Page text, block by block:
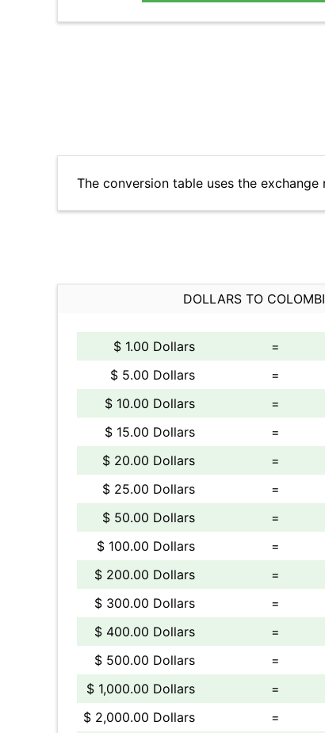
The conversion table uses the
DOLLARS TO
$ 1.00 Dollars =
$ 5.00 Dollars
=
$ 10.00 Dollars
=
$ 15.00 Dollars
=
$ 20.00 Dollars
=
$ 25.00 Dollars
=
$ 50.00 Dollars
=
$ 100.00 Dollars
=
$ 200.00 Dollars
=
$ 300.00 Dollars
=
$ 400.00 Dollars
=
$ 500.00 Dollars
=
$ 1,000.00 Dollars
=
$ 2,000.00 Dollars
=